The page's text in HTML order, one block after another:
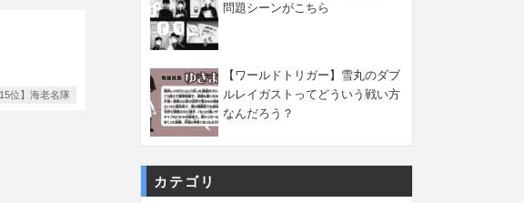
15位】海老名隊
問題シーンがこちら
【ワールドトリガー】雪丸のダブ
ルレイガストってどういう戦い方
なんだろう？
カテゴリ